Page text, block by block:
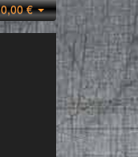
0,00 €